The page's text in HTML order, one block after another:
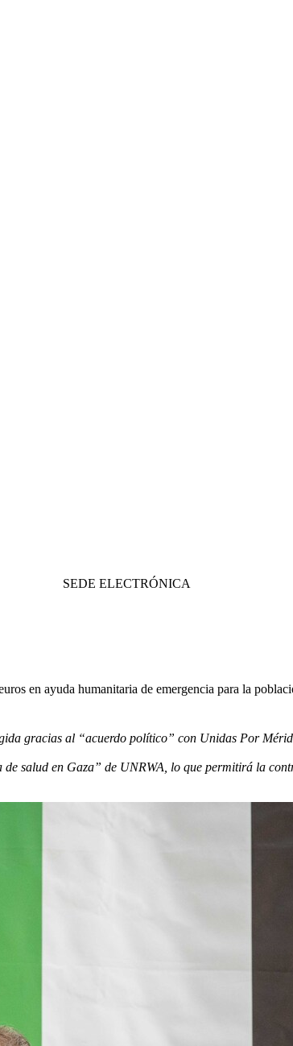
SEDE ELECTRÓNICA
en ayuda humanitaria de emergencia para la
gracias al “acuerdo político” con Unidas Por
salud en Gaza” de UNRWA, lo que permitirá la